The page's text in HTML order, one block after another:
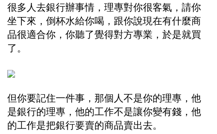
很多人去銀行辦事情，理專對你很客氣，請你
坐下來，倒杯水給你喝，跟你說現在有什麼商
品很適合你，你聽了覺得對方專業，於是就買
了。
但你要記住一件事，那個人不是你的理專，他
是銀行的理專，他的工作不是讓你變有錢，他
的工作是把銀行要賣的商品賣出去。